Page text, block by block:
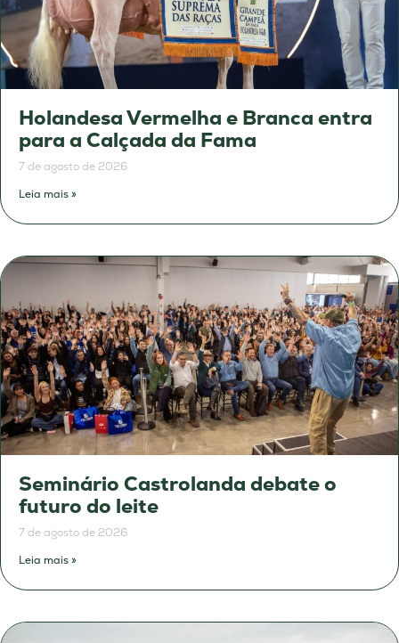
Holandesa Vermelha e Branca entra
para a Calçada da Fama
7 de agosto de 2026
Leia mais »
Seminário Castrolanda debate o
futuro do leite
7 de agosto de 2026
Leia mais »